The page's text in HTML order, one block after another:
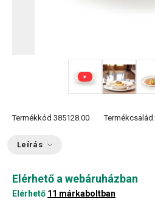
Termékkód 385128.00 Termékcsalád:
Leírás
Elérhető a webáruházban
Elérhető 11 márkaboltban